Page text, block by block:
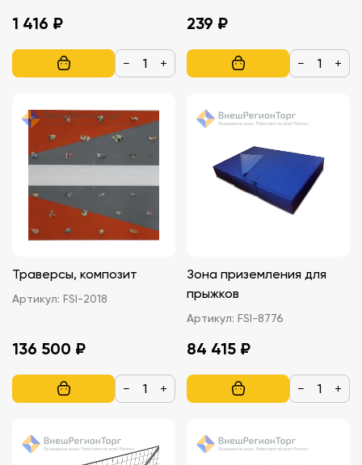
1 416 ₽
− +
239 ₽
− +
Траверсы, композит
Артикул: FSI-2018
136 500 ₽
− +
Зона приземления для
прыжков
Артикул: FSI-8776
84 415 ₽
− +